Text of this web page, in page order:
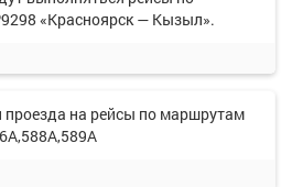
«Красноярск — Кызыл».
проезда на рейсы по маршрутам